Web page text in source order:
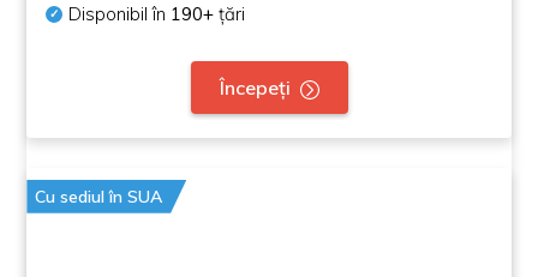
Disponibil în 190+ țări
Începeți
Cu sediul în SUA